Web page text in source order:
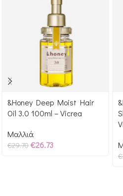
Αγόρασε & κέρδισε 297
Glow Points!
&Honey Deep Moist Hair
Oil 3.0 100ml – Vicrea
Μαλλιά
€29.70 €26.73
€